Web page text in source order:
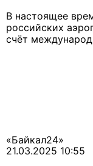
В настоящее
российских
счёт
«Байкал24»
21.03.2025 10:55